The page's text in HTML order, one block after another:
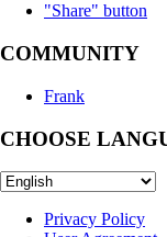
"Share" button
COMMUNITY
Frank
CHOOSE
Privacy Policy